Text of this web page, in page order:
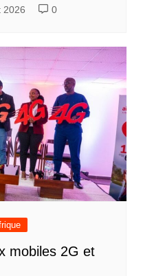
2026 0
mobiles 2G et